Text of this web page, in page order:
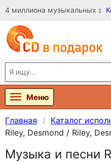
4 миллиона музыкальных
Меню
Главная Каталог
Riley, Desmond / Riley,
Музыка и песни